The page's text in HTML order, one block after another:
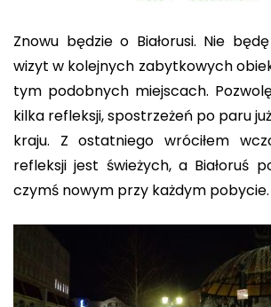
Znowu będzie o Białorusi. Nie
wizyt w kolejnych zabytkowych
tym podobnych miejscach.
kilka refleksji, spostrzeżeń po paru
kraju. Z ostatniego wróciłem
refleksji jest świeżych, a Białoruś
czymś nowym przy każdym pobycie.